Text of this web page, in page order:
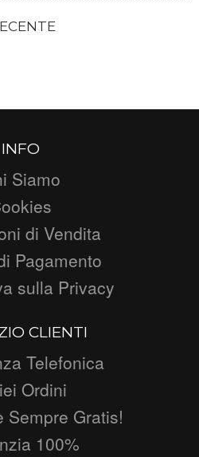
INFO
Siamo
di Vendita
Pagamento
sulla Privacy
CLIENTI
Telefonica
Ordini
Sempre Gratis!
100%